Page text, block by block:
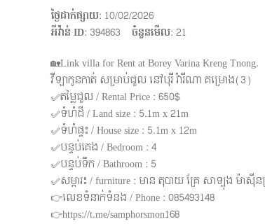
ថ្ងៃដាក់ផ្សាយ: 10/02/2026
អីវ៉ាន់ ID: 394863 ចំនួនមើល: 21
🏡Link villa for Rent at Borey Varina Kreng Tnong.
វីឡាកូនកាត់ សម្រាប់ជួល នៅបុរី វ៉ារីណា គម្រោង(3)
✅តម្លៃជួល / Rental Price : 650$
✅ទំហំដី / Land size : 5.1m x 21m
✅ទំហំផ្ទះ / House size : 5.1m x 12m
✅បន្ទប់គេង / Bedroom : 4
✅បន្ទប់ទឹក / Bathroom : 5
✅សម្ភារះ / furniture : មាន តុបាយ គ្រែ សាឡុង ម៉ាស៊ី
👉លេខទំនាក់ទំនង / Phone : 085493148
👉https://t.me/samphorsmon168